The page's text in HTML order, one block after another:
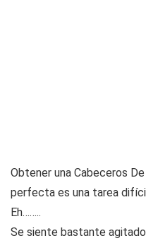
Obtener una Cabeceros
perfecta es una tarea
Eh……..
Se siente bastante